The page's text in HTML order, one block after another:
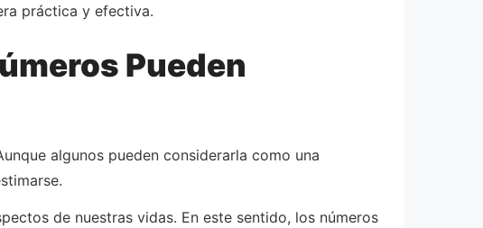
práctica y efectiva.
Pueden
algunos pueden considerarla como una
de nuestras vidas. En este sentido, los números